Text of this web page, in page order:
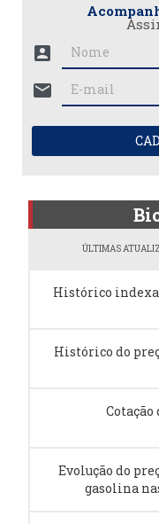
account_box
mail
ÚLTIMAS
Histórico
Histórico do
Evolução do
gasolina